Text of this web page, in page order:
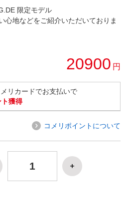
限定モデル
心地などをご紹介いただいておりま
20900 円
リカードでお支払いで
獲得
コメリポイントについて